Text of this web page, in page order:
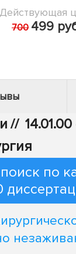
Действующая
700 499
//
по